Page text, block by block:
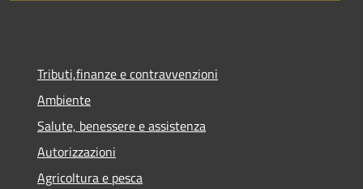
Tributi,finanze e contravvenzioni
Ambiente
Salute, benessere e assistenza
Autorizzazioni
Agricoltura e pesca